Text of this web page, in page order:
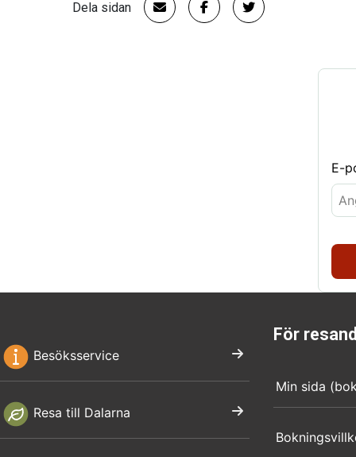
Dela sidan
E-
Besöksservice
Resa till Dalarna
För
Min sida